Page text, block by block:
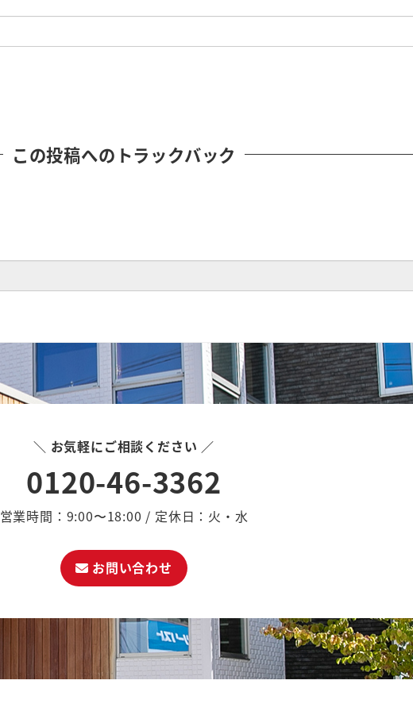
この投稿へのトラックバック
＼ お気軽にご相談ください ／
0120-46-3362
営業時間：9:00〜18:00 / 定休日：火・水
お問い合わせ